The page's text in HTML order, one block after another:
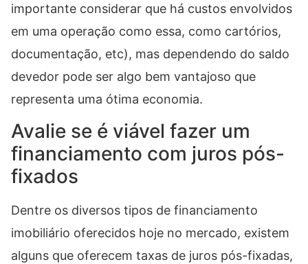
importante considerar que há custos envolvidos
em uma operação como essa, como cartórios,
documentação, etc), mas dependendo do saldo
devedor pode ser algo bem vantajoso que
representa uma ótima economia.
Avalie se é viável fazer um
financiamento com juros pós-
fixados
Dentre os diversos tipos de financiamento
imobiliário oferecidos hoje no mercado, existem
alguns que oferecem taxas de juros pós-fixadas,